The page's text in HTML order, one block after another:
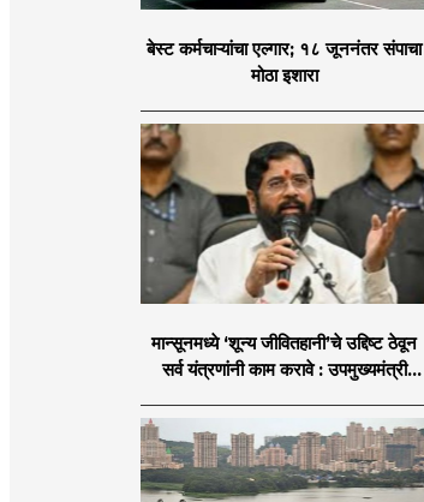
बेस्ट कर्मचाऱ्यांचा एल्गार; १८ जूननंतर संपाचा
मोठा इशारा
मान्सूनमध्ये ‘शून्य जीवितहानी’चे उद्दिष्ट ठेवून
सर्व यंत्रणांनी काम करावे : उपमुख्यमंत्री